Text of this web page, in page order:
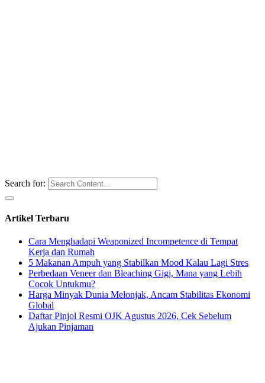
Search for:
Artikel Terbaru
Cara Menghadapi Weaponized Incompetence di Tempat
Kerja dan Rumah
5 Makanan Ampuh yang Stabilkan Mood Kalau Lagi Stres
Perbedaan Veneer dan Bleaching Gigi, Mana yang Lebih
Cocok Untukmu?
Harga Minyak Dunia Melonjak, Ancam Stabilitas Ekonomi
Global
Daftar Pinjol Resmi OJK Agustus 2026, Cek Sebelum
Ajukan Pinjaman